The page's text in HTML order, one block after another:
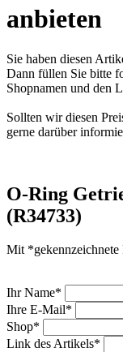
anbieten
Sie haben diesen
Dann füllen Sie bitte
Shopnamen und den
Sollten wir diesen
gerne darüber
O-Ring
(R34733)
Mit *gekennzeichnete
Ihr Name*
Ihre E-Mail*
Shop*
Link des Artikels*